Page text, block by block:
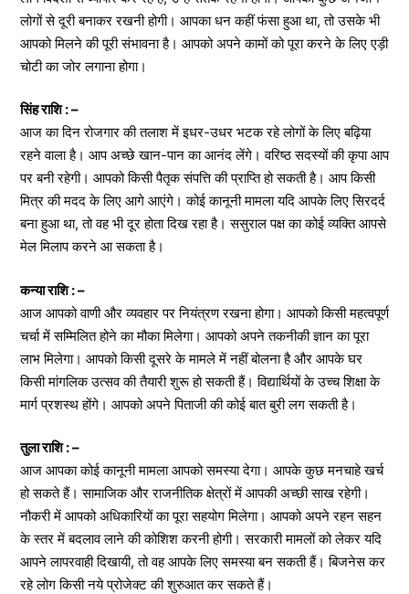
लोगों से दूरी बनाकर रखनी होगी। आपका धन कहीं फंसा हुआ था, तो उसके भी
आपको मिलने की पूरी संभावना है। आपको अपने कामों को पूरा करने के लिए एड़ी
चोटी का जोर लगाना होगा।
सिंह राशि : –
आज का दिन रोजगार की तलाश में इधर-उधर भटक रहे लोगों के लिए बढ़िया
रहने वाला है। आप अच्छे खान-पान का आनंद लेंगे। वरिष्ठ सदस्यों की कृपा आप
पर बनी रहेगी। आपको किसी पैतृक संपत्ति की प्राप्ति हो सकती है। आप किसी
मित्र की मदद के लिए आगे आएंगे। कोई कानूनी मामला यदि आपके लिए सिरदर्द
बना हुआ था, तो वह भी दूर होता दिख रहा है। ससुराल पक्ष का कोई व्यक्ति आपसे
मेल मिलाप करने आ सकता है।
कन्या राशि : –
आज आपको वाणी और व्यवहार पर नियंत्रण रखना होगा। आपको किसी महत्वपूर्ण
चर्चा में सम्मिलित होने का मौका मिलेगा। आपको अपने तकनीकी ज्ञान का पूरा
लाभ मिलेगा। आपको किसी दूसरे के मामले में नहीं बोलना है और आपके घर
किसी मांगलिक उत्सव की तैयारी शुरू हो सकती हैं। विद्यार्थियों के उच्च शिक्षा के
मार्ग प्रशस्थ होंगे। आपको अपने पिताजी की कोई बात बुरी लग सकती है।
तुला राशि : –
आज आपका कोई कानूनी मामला आपको समस्या देगा। आपके कुछ मनचाहे खर्च
हो सकते हैं। सामाजिक और राजनीतिक क्षेत्रों में आपकी अच्छी साख रहेगी।
नौकरी में आपको अधिकारियों का पूरा सहयोग मिलेगा। आपको अपने रहन सहन
के स्तर में बदलाव लाने की कोशिश करनी होगी। सरकारी मामलों को लेकर यदि
आपने लापरवाही दिखायी, तो वह आपके लिए समस्या बन सकती हैं। बिजनेस कर
रहे लोग किसी नये प्रोजेक्ट की शुरुआत कर सकते हैं।